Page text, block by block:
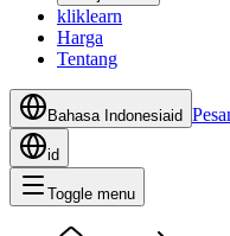
kliklearn
Harga
Tentang
Bahasa Indonesiaid
id
Toggle menu